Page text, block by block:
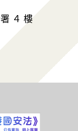
４ 樓